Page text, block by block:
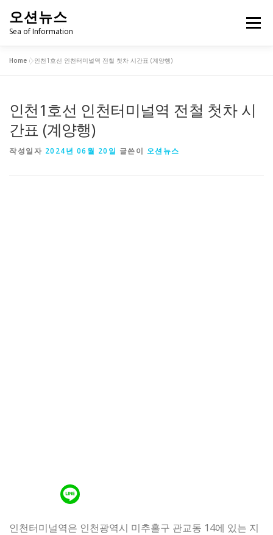
오션뉴스
Sea of Information
메뉴
✨카센터 찾기
Home »인천1호선 인천터미널역 전철 첫차 시간표 (계양행)
인천1호선 인천터미널역 전철 첫차 시
간표 (계양행)
작성일자 2024년 06월 20일 글쓴이 오션뉴스
인천터미널역은 인천광역시 미추홀구 관교동 14에 있는 지